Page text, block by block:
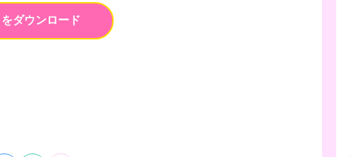
ダウンロード